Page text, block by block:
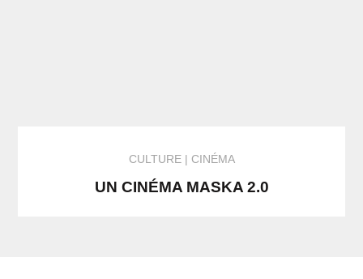
CULTURE CINÉMA
UN CINÉMA MASKA 2.0